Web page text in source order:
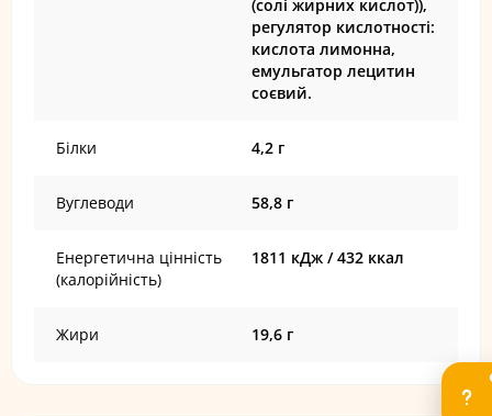
(солі жирних кислот)),
регулятор кислотності:
кислота лимонна,
емульгатор лецитин
соєвий.
Білки 4,2 г
Вуглеводи 58,8 г
Енергетична цінність
(калорійність)
1811 кДж / 432 ккал
Жири 19,6 г